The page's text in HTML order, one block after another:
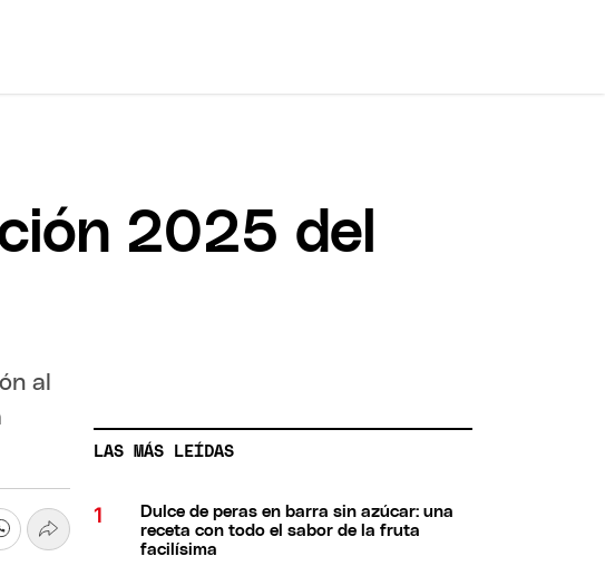
2025 del
al
LAS MÁS LEÍDAS
Dulce de peras en barra sin azúcar: una
receta con todo el sabor de la fruta
facilísima